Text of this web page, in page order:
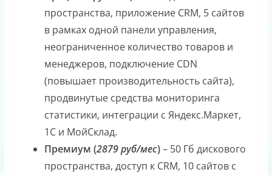
пространства, приложение CRM, 5 сайтов
в рамках одной панели управления,
неограниченное количество товаров и
менеджеров, подключение CDN
(повышает производительность сайта),
продвинутые средства мониторинга
статистики, интеграции с Яндекс.Маркет,
1С и МойСклад.
Премиум (2879 руб/мес)– 50 Гб дискового
пространства, доступ к CRM, 10 сайтов с